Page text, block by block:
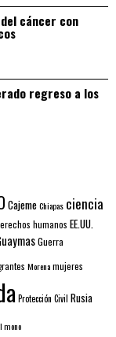
cáncer con
regreso a los
CajemeChiapas ciencia
humanos EE.UU.
Guerra
Morenamujeres
Protección Civil Rusia
mono